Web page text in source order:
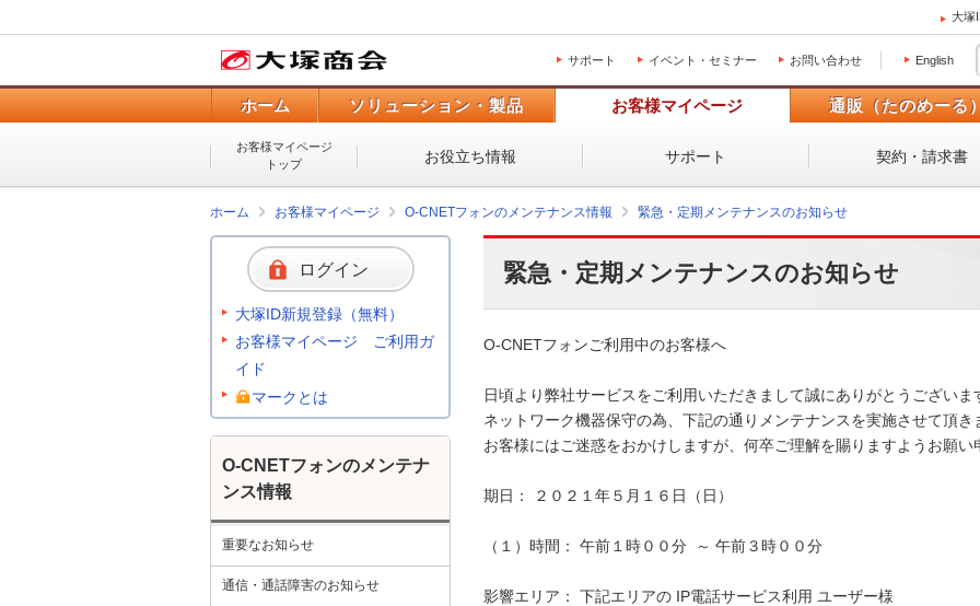
大塚
サポート イベント・セミナー お問い合わせ English
ホーム ソリューション・製品 お客様マイページ 通販（たのめーる
お客様マイページ
トップ
お役立ち情報 サポート 契約・請求書
ホーム お客様マイページ O-CNETフォンのメンテナンス情報 緊急・定期メンテナンスのお知らせ
緊急・定期メンテナンスのお知らせ
O-CNETフォンご利用中のお客様へ
日頃より弊社サービスをご利用いただきまして誠にありがとうございま
ネットワーク機器保守の為、下記の通りメンテナンスを実施させて頂き
お客様にはご迷惑をおかけしますが、何卒ご理解を賜りますようお願い
期日： ２０２１年５月１６日（日）
（１）時間： 午前１時００分  ～ 午前３時００分
影響エリア： 下記エリアの IP電話サービス利用 ユーザー様
ログイン
大塚ID新規登録（無料）
お客様マイページ ご利用ガ
イド
マークとは
O-CNETフォンのメンテナ
ンス情報
重要なお知らせ
通信・通話障害のお知らせ